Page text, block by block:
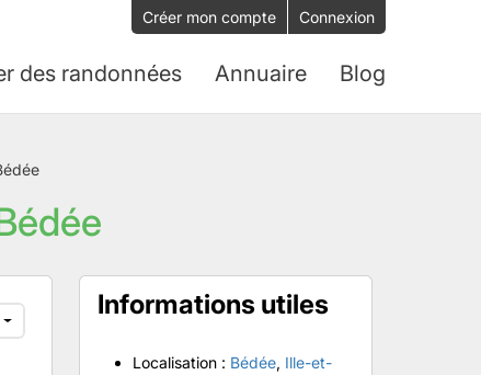
Créer mon compte Connexion
des randonnées Annuaire Blog
Informations utiles
Localisation : Bédée, Ille-et-